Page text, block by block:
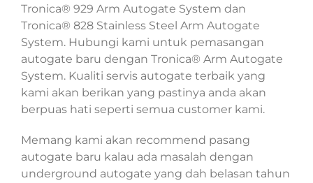
Tronica® 929 Arm Autogate System dan
Tronica® 828 Stainless Steel Arm Autogate
System. Hubungi kami untuk pemasangan
autogate baru dengan Tronica® Arm Autogate
System. Kualiti servis autogate terbaik yang
kami akan berikan yang pastinya anda akan
berpuas hati seperti semua customer kami.
Memang kami akan recommend pasang
autogate baru kalau ada masalah dengan
underground autogate yang dah belasan tahun